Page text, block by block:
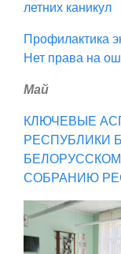
летних каникул
Профилактика
Нет права на
Май
КЛЮЧЕВЫЕ
РЕСПУБЛИКИ
СОБРАНИЮ